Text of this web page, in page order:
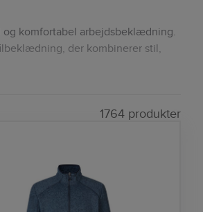
og komfortabel arbejdsbeklædning.
der kombinerer stil,
1764 produkter